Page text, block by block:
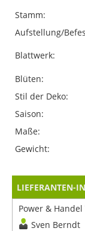
Stamm:
Aufstellung/
Blattwerk:
Blüten:
Stil der Deko:
Saison:
Maße:
Gewicht:
LIEFERANTEN-
Power &
Sven Berndt